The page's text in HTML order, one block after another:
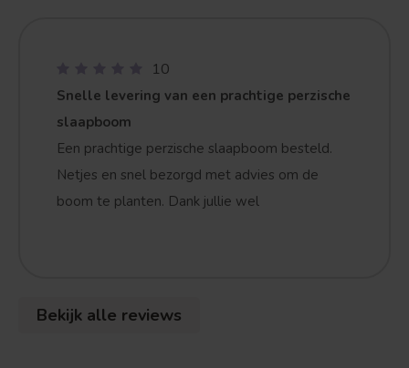
10
Snelle levering van een prachtige perzische
slaapboom
Een prachtige perzische slaapboom besteld.
Netjes en snel bezorgd met advies om de
boom te planten. Dank jullie wel
Bekijk alle reviews
Treurvorm